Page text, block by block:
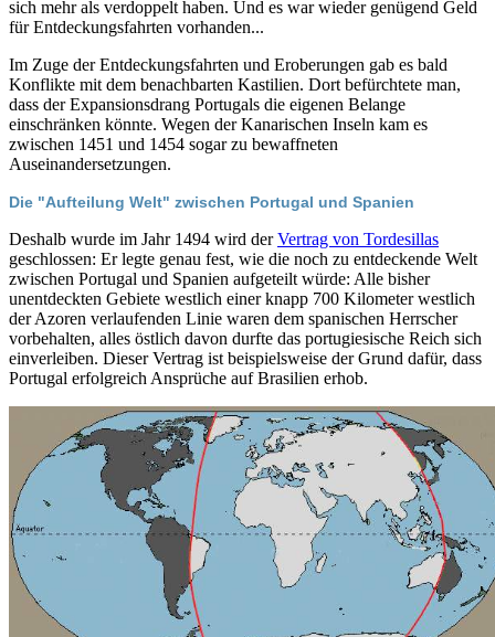
sich mehr als verdoppelt haben. Und es war wieder genügend Geld
für Entdeckungsfahrten vorhanden...
Im Zuge der Entdeckungsfahrten und Eroberungen gab es bald
Konflikte mit dem benachbarten Kastilien. Dort befürchtete man,
dass der Expansionsdrang Portugals die eigenen Belange
einschränken könnte. Wegen der Kanarischen Inseln kam es
zwischen 1451 und 1454 sogar zu bewaffneten
Auseinandersetzungen.
Die "Aufteilung Welt" zwischen Portugal und Spanien
Deshalb wurde im Jahr 1494 wird derVertrag von Tordesillas
geschlossen: Er legte genau fest, wie die noch zu entdeckende Welt
zwischen Portugal und Spanien aufgeteilt würde: Alle bisher
unentdeckten Gebiete westlich einer knapp 700 Kilometer westlich
der Azoren verlaufenden Linie waren dem spanischen Herrscher
vorbehalten, alles östlich davon durfte das portugiesische Reich sich
einverleiben. Dieser Vertrag ist beispielsweise der Grund dafür, dass
Portugal erfolgreich Ansprüche auf Brasilien erhob.